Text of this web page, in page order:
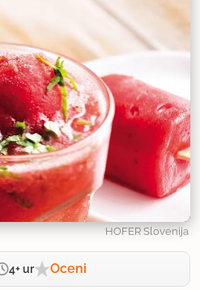
HOFER Slovenija
4+ ur Oceni